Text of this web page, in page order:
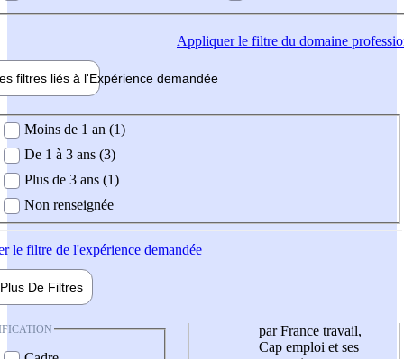
Appliquerle filtre du domaine
filtres liés à l'Expérience demandée
demandée
Moins de 1 an (1)
De 1 à 3 ans (3)
Plus de 3 ans (1)
Non renseignée
le filtre de l'expérience demandée
Plus De Filtres
par France travail,
Cap emploi et ses